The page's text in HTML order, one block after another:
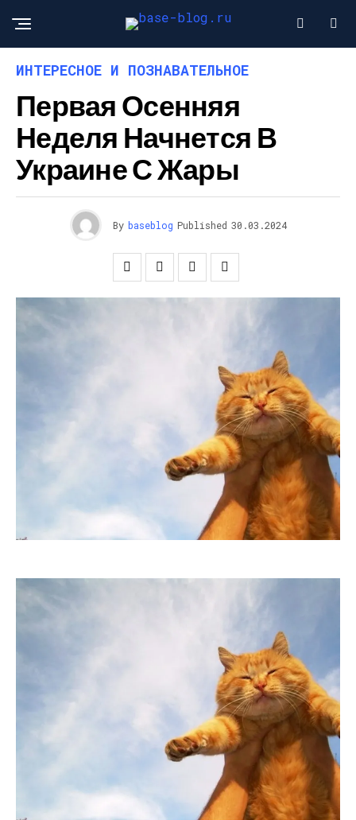
ИНТЕРЕСНОЕ И ПОЗНАВАТЕЛЬНОЕ
Первая Осенняя
Неделя Начнется В
Украине С Жары
By baseblog Published 30.03.2024